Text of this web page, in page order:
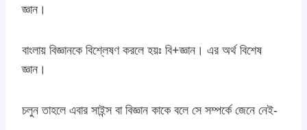
জ্ঞান।
বাংলায় বিজ্ঞানকে বিশ্লেষণ করলে হয়ঃ বি+জ্ঞান। এর অর্থ বিশেষ
জ্ঞান।
চলুন তাহলে এবার সাইন্স বা বিজ্ঞান কাকে বলে সে সম্পর্কে জেনে নেই-